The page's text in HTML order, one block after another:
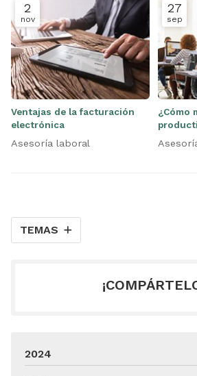
TEMAS
2
nov
Ventajas de la facturación
electrónica
Asesoría laboral
27
sep
¿Cómo
2024